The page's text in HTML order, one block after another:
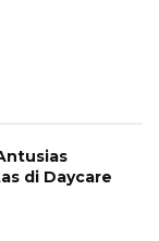
di Daycare